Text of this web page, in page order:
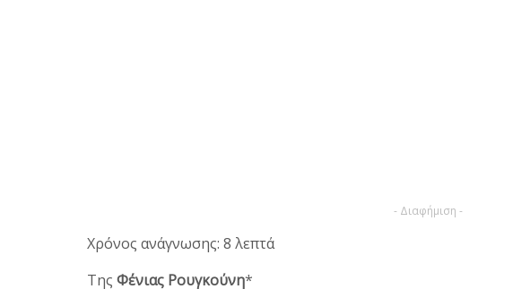
- Διαφήμιση -
Χρόνος ανάγνωσης: 8 λεπτά
Της Φένιας Ρουγκούνη*